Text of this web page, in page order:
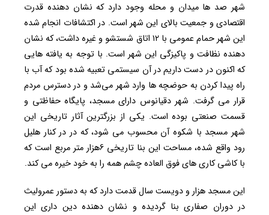
شهر صد ها میدان و محله وجود دارد که نشان دهنده قدرت
اقتصادی و جمعیت بالای این شهر است. در اکتشافات انجام شده
این شهر حمام عمومی با ۱۲ اتاق شستشو و غیره داشت، که نشان
دهنده نظافت و پاکیزگی این شهر است. با توجه به یافته هایی
که اکنون در دست داریم در آن سیستمی تعبیه شده بود که آب با
راه پیدا کردن به حوضچه ها وارد شهر می‌شد و در دسترس مردم
قرار می گرفت. شهر دقیانوس دارای مسجد، پایگاه حفاظتی و
قسمت صنعتی بوده است. یکی از بزرگترین آثار تاریخی این
شهر مسجد با شکوه آن محسوب می شود، که در در کنار هلیل
رود واقع شده، مساحت این بنا تاریخی 6هزار متر مربع است که
با کاشی کاری های فوق العاده چشم همه را به خود خیره می کند.
این مسجد هزار و دویست سال قدمت دارد که به دستور عمرولیث
در دوران صفاری بنا گردیده و نشان دهنده دین داری این